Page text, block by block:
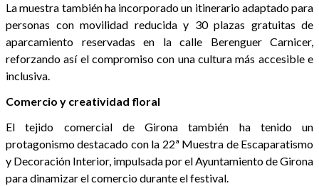
La muestra también ha incorporado un itinerario adaptado para
personas con movilidad reducida y 30 plazas gratuitas de
aparcamiento reservadas en la calle Berenguer Carnicer,
reforzando así el compromiso con una cultura más accesible e
inclusiva.
Comercio y creatividad floral
El tejido comercial de Girona también ha tenido un
protagonismo destacado con la 22ª Muestra de Escaparatismo
y Decoración Interior, impulsada por el Ayuntamiento de Girona
para dinamizar el comercio durante el festival.